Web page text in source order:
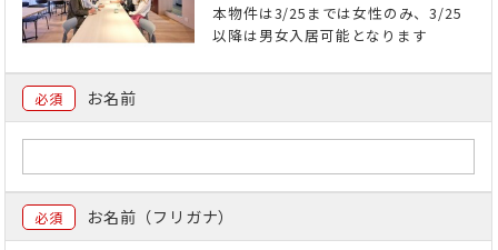
本物件は3/25までは女性のみ、3/25
以降は男女入居可能となります
必須 お名前
必須 お名前（フリガナ）